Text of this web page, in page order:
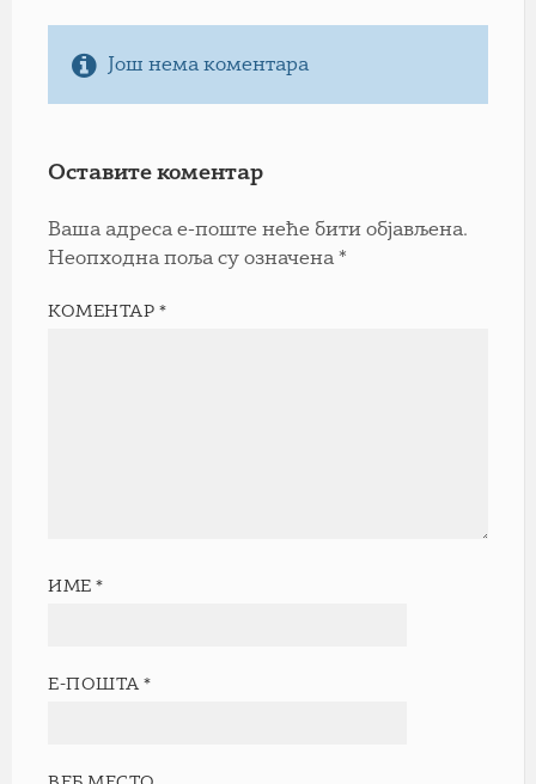
Још нема коментара
Оставите коментар
Ваша адреса е-поште неће бити објављена.
Неопходна поља су означена *
КОМЕНТАР*
ИМЕ*
Е-ПОШТА*